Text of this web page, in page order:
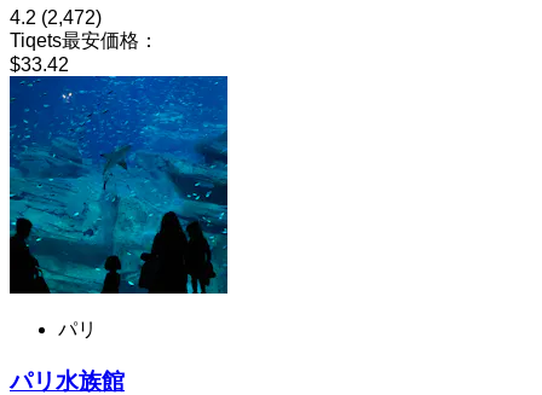
4.2 (2,472)
Tiqets最安価格：
$33.42
パリ
パリ水族館